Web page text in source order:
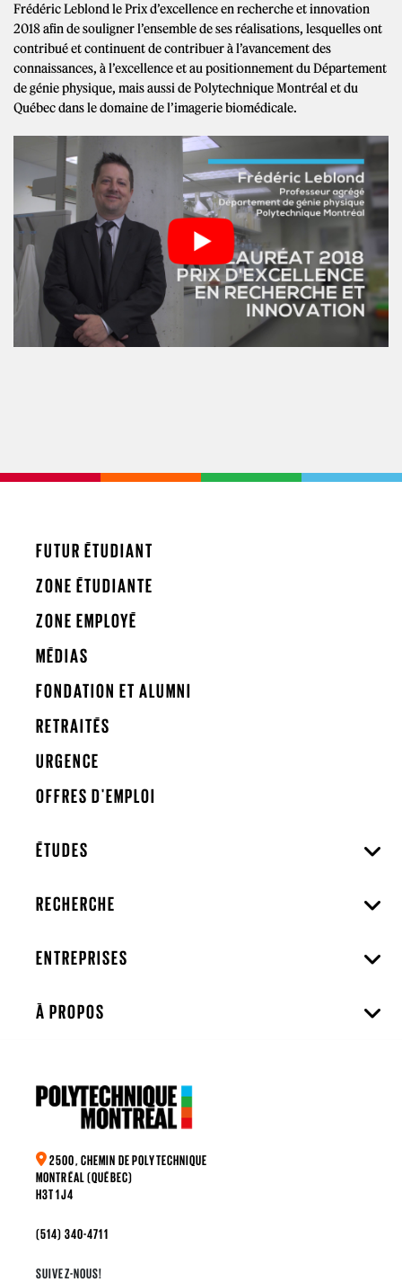
Frédéric Leblond le Prix d’excellence en recherche et innovation
2018 afin de souligner l’ensemble de ses réalisations, lesquelles ont
contribué et continuent de contribuer à l’avancement des
connaissances, à l’excellence et au positionnement du Département
de génie physique, mais aussi de Polytechnique Montréal et du
Québec dans le domaine de l’imagerie biomédicale.
FUTUR ÉTUDIANT
ZONE ÉTUDIANTE
ZONE EMPLOYÉ
MÉDIAS
FONDATION ET ALUMNI
RETRAITÉS
URGENCE
OFFRES D'EMPLOI
ÉTUDES
RECHERCHE
ENTREPRISES
À PROPOS
2500, CHEMIN DE POLYTECHNIQUE
MONTRÉAL (QUÉBEC)
H3T 1J4
(514) 340-4711
SUIVEZ-NOUS!